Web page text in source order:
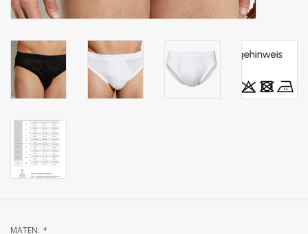
Bag - tas
Kledij
Stof per meter
MATEN: *